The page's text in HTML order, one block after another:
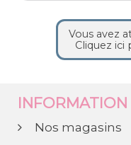
Vous avez
Cliquez ici
INFORMATION
Nos magasins